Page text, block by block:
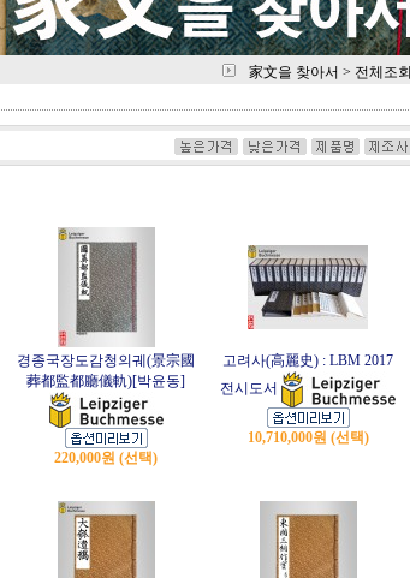
家文을 찾아서 > 전체조회
경종국장도감청의궤(景宗國
葬都監都廳儀軌)[박윤동]
220,000원 (선택)
고려사(高麗史) : LBM 2017
전시도서
10,710,000원 (선택)